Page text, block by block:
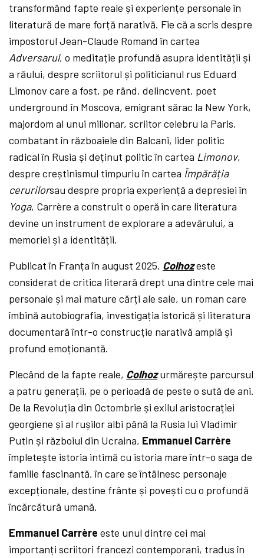
transformând fapte reale și experiențe personale în
literatură de mare forță narativă. Fie că a scris despre
impostorul Jean-Claude Romand în cartea
Adversarul, o meditație profundă asupra identității și
a răului, despre scriitorul și politicianul rus Eduard
Limonov care a fost, pe rând, delincvent, poet
underground în Moscova, emigrant sărac la New York,
majordom al unui milionar, scriitor celebru la Paris,
combatant în războaiele din Balcani, lider politic
radical în Rusia și deținut politic în cartea Limonov,
despre creștinismul timpuriu în cartea Împărăția
cerurilorsau despre propria experiență a depresiei în
Yoga, Carrère a construit o operă în care literatura
devine un instrument de explorare a adevărului, a
memoriei și a identității.
Publicat în Franța în august 2025, Colhozeste
considerat de critica literară drept una dintre cele mai
personale și mai mature cărți ale sale, un roman care
îmbină autobiografia, investigația istorică și literatura
documentară într-o construcție narativă amplă și
profund emoționantă.
Plecând de la fapte reale, Colhoz urmărește parcursul
a patru generații, pe o perioadă de peste o sută de ani.
De la Revoluția din Octombrie și exilul aristocrației
georgiene și al rușilor albi până la Rusia lui Vladimir
Putin și războiul din Ucraina, Emmanuel Carrère
împletește istoria intimă cu istoria mare într-o saga de
familie fascinantă, în care se întâlnesc personaje
excepționale, destine frânte și povești cu o profundă
încărcătură umană.
Emmanuel Carrère este unul dintre cei mai
importanți scriitori francezi contemporani, tradus în